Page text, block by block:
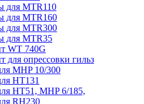
для MTR110
для MTR160
для MTR300
для MTR35
WT 740G
для опрессовки гильз
MHP 10/300
НТ131
НТ51, MHP 6/185,
RH230